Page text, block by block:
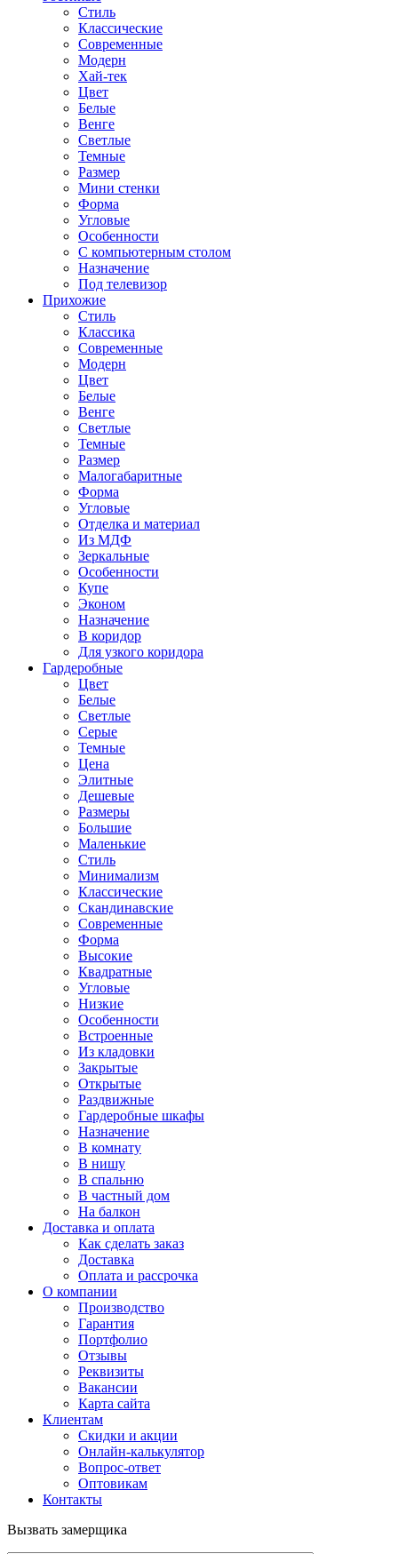
Стиль
Классические
Современные
Модерн
Хай-тек
Цвет
Белые
Венге
Светлые
Темные
Размер
Мини стенки
Форма
Угловые
Особенности
С компьютерным столом
Назначение
Под телевизор
Прихожие
Стиль
Классика
Современные
Модерн
Цвет
Белые
Венге
Светлые
Темные
Размер
Малогабаритные
Форма
Угловые
Отделка и материал
Из МДФ
Зеркальные
Особенности
Купе
Эконом
Назначение
В коридор
Для узкого коридора
Гардеробные
Цвет
Белые
Светлые
Серые
Темные
Цена
Элитные
Дешевые
Размеры
Большие
Маленькие
Стиль
Минимализм
Классические
Скандинавские
Современные
Форма
Высокие
Квадратные
Угловые
Низкие
Особенности
Встроенные
Из кладовки
Закрытые
Открытые
Раздвижные
Гардеробные шкафы
Назначение
В комнату
В нишу
В спальню
В частный дом
На балкон
Доставка и оплата
Как сделать заказ
Доставка
Оплата и рассрочка
О компании
Производство
Гарантия
Портфолио
Отзывы
Реквизиты
Вакансии
Карта сайта
Клиентам
Скидки и акции
Онлайн-калькулятор
Вопрос-ответ
Оптовикам
Контакты
Вызвать замерщика